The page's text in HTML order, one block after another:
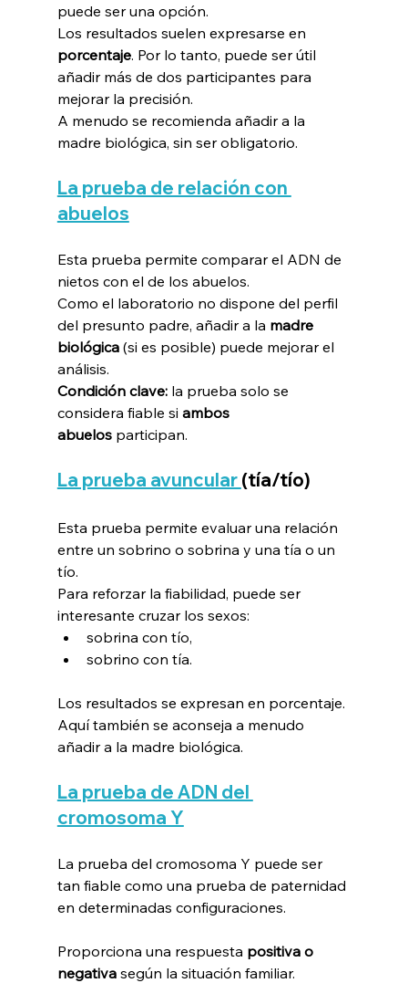
puede ser una opción.
Los resultados suelen expresarse en
porcentaje. Por lo tanto, puede ser útil
añadir más de dos participantes para
mejorar la precisión.
A menudo se recomienda añadir a la
madre biológica, sin ser obligatorio.
La prueba de relación con
abuelos
Esta prueba permite comparar el ADN de
nietos con el de los abuelos.
Como el laboratorio no dispone del perfil
del presunto padre, añadir a la madre
biológica (si es posible) puede mejorar el
análisis.
Condición clave: la prueba solo se
considera fiable si ambos
abuelos participan.
La prueba avuncular (tía/tío)
Esta prueba permite evaluar una relación
entre un sobrino o sobrina y una tía o un
tío.
Para reforzar la fiabilidad, puede ser
interesante cruzar los sexos:
sobrina con tío,
sobrino con tía.
Los resultados se expresan en porcentaje.
Aquí también se aconseja a menudo
añadir a la madre biológica.
La prueba de ADN del
cromosoma Y
La prueba del cromosoma Y puede ser
tan fiable como una prueba de paternidad
en determinadas configuraciones.
Proporciona una respuesta positiva o
negativa según la situación familiar.